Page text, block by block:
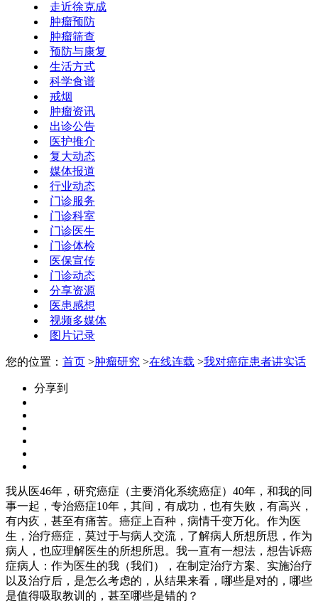
走近徐克成
肿瘤预防
肿瘤筛查
预防与康复
生活方式
科学食谱
戒烟
肿瘤资讯
出诊公告
医护推介
复大动态
媒体报道
行业动态
门诊服务
门诊科室
门诊医生
门诊体检
医保宣传
门诊动态
分享资源
医患感想
视频多媒体
图片记录
您的位置： 首页 >肿瘤研究 >在线连载 >我对癌症患者讲实话
分享到
我从医46年，研究癌症（主要消化系统癌症）40年，和我的同
事一起，专治癌症10年，其间，有成功，也有失败，有高兴，
有内疚，甚至有痛苦。癌症上百种，病情千变万化。作为医
生，治疗癌症，莫过于与病人交流，了解病人所想所思，作为
病人，也应理解医生的所想所思。我一直有一想法，想告诉癌
症病人：作为医生的我（我们），在制定治疗方案、实施治疗
以及治疗后，是怎么考虑的，从结果来看，哪些是对的，哪些
是值得吸取教训的，甚至哪些是错的？